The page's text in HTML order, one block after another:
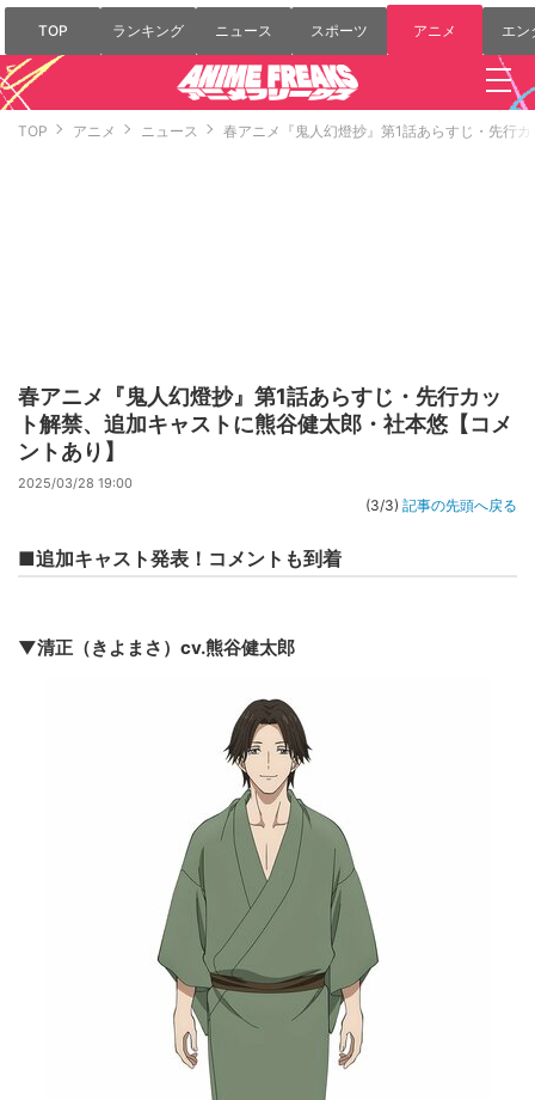
TOP ランキング ニュース スポーツ アニメ エン
TOP アニメ ニュース 春アニメ『鬼人幻燈抄』第1話あらすじ・先行
春アニメ『鬼人幻燈抄』第1話あらすじ・先行カッ
ト解禁、追加キャストに熊谷健太郎・社本悠【コメ
ントあり】
2025/03/28 19:00
(3/3) 記事の先頭へ戻る
■追加キャスト発表！コメントも到着
▼清正（きよまさ）cv.熊谷健太郎